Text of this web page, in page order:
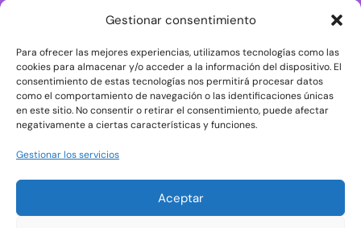
Gestionar consentimiento
Para ofrecer las mejores experiencias, utilizamos tecnologías como las
cookies para almacenar y/o acceder a la información del dispositivo. El
consentimiento de estas tecnologías nos permitirá procesar datos
como el comportamiento de navegación o las identificaciones únicas
en este sitio. No consentir o retirar el consentimiento, puede afectar
negativamente a ciertas características y funciones.
Gestionar los servicios
Aceptar
The Big Bang
Theory
The Blues
Brothers
The
The Shining
ejercer
consultando
la
información
adicional
y
detallada
sobre